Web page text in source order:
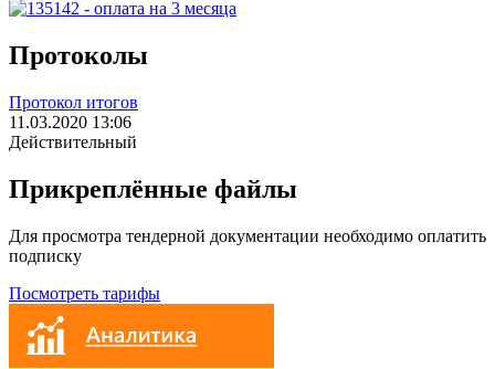
Протоколы
Протокол итогов
11.03.2020 13:06
Действительный
Прикреплённые файлы
Для просмотра тендерной документации необходимо оплатить
подписку
Посмотреть тарифы